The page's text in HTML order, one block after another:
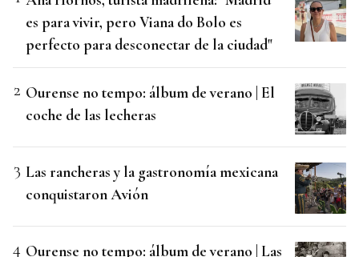
es para vivir, pero Viana do Bolo es
perfecto para desconectar de la ciudad"
Ourense no tempo: álbum de verano | El
coche de las lecheras
Las rancheras y la gastronomía mexicana
conquistaron Avión
Ourense no tempo: álbum de verano | Las